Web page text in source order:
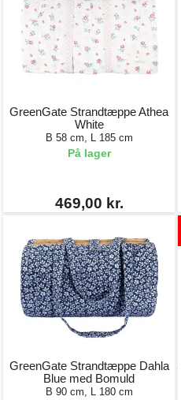
GreenGate Strandtæppe Athea
White
B 58 cm, L 185 cm
På lager
469,00 kr.
GreenGate Strandtæppe Dahla
Blue med Bomuld
B 90 cm, L 180 cm